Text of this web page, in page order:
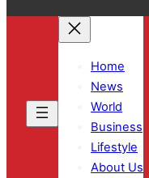
Home
News
World
Business
Lifestyle
About Us